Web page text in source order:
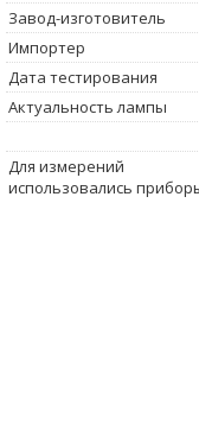
Завод-изготовитель
Импортер
Дата тестирования
Актуальность лампы
Для измерений
использовались